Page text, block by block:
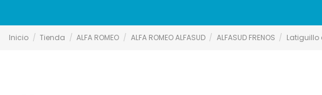
Inicio Tienda ALFA ROMEO ALFA ROMEO ALFASUD ALFASUD FRENOS Latiguillo